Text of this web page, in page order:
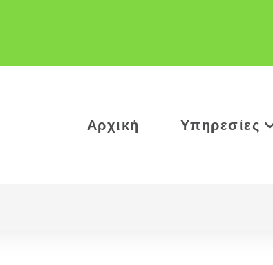
Αρχική Υπηρεσίες